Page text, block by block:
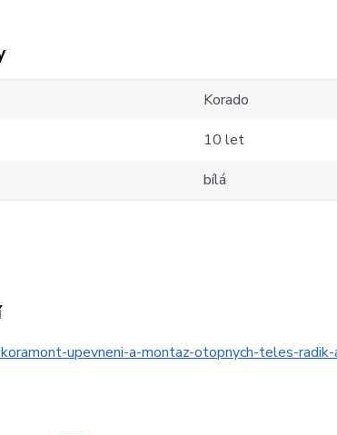
Korado
10 let
bílá
upevneni-a-montaz-otopnych-teles-